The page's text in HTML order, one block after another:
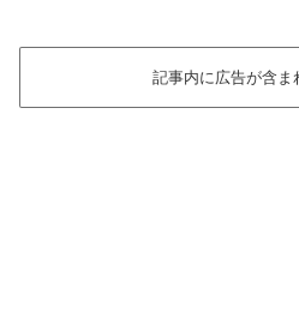
記事内に広告が含ま